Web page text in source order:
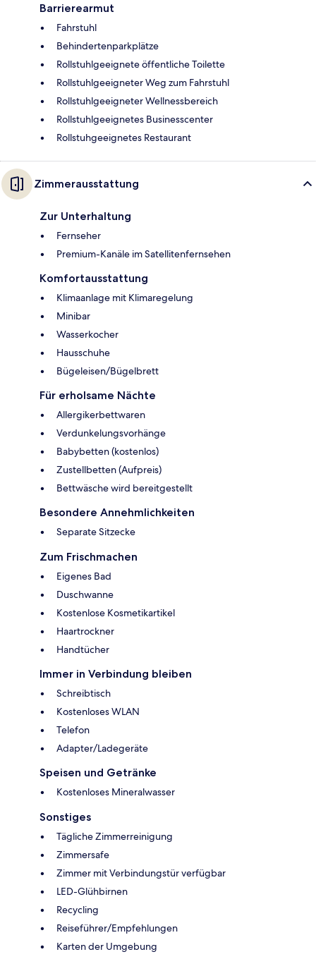
Barrierearmut
Fahrstuhl
Behindertenparkplätze
Rollstuhlgeeignete öffentliche Toilette
Rollstuhlgeeigneter Weg zum Fahrstuhl
Rollstuhlgeeigneter Wellnessbereich
Rollstuhlgeeignetes Businesscenter
Rollstuhgeeignetes Restaurant
Zimmerausstattung
Zur Unterhaltung
Fernseher
Premium-Kanäle im Satellitenfernsehen
Komfortausstattung
Klimaanlage mit Klimaregelung
Minibar
Wasserkocher
Hausschuhe
Bügeleisen/Bügelbrett
Für erholsame Nächte
Allergikerbettwaren
Verdunkelungsvorhänge
Babybetten (kostenlos)
Zustellbetten (Aufpreis)
Bettwäsche wird bereitgestellt
Besondere Annehmlichkeiten
Separate Sitzecke
Zum Frischmachen
Eigenes Bad
Duschwanne
Kostenlose Kosmetikartikel
Haartrockner
Handtücher
Immer in Verbindung bleiben
Schreibtisch
Kostenloses WLAN
Telefon
Adapter/Ladegeräte
Speisen und Getränke
Kostenloses Mineralwasser
Sonstiges
Tägliche Zimmerreinigung
Zimmersafe
Zimmer mit Verbindungstür verfügbar
LED-Glühbirnen
Recycling
Reiseführer/Empfehlungen
Karten der Umgebung